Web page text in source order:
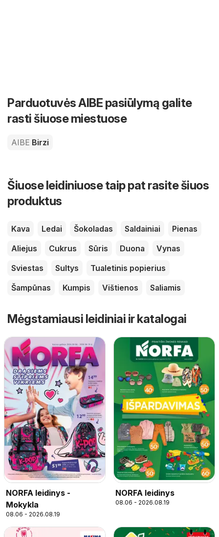
Parduotuvės AIBE pasiūlymą galite
rasti šiuose miestuose
AIBE Birzi
Šiuose leidiniuose taip pat rasite šiuos
produktus
Kava Ledai Šokoladas Saldainiai
Pienas
Aliejus
Cukrus Sūris Duona
Vynas
Sviestas
Sultys
Tualetinis popierius
Šampūnas
Kumpis Vištienos Saliamis
Mėgstamiausi leidiniai ir katalogai
NORFA leidinys -
Mokykla
08.06 - 2026.08.19
NORFA leidinys
08.06 - 2026.08.19